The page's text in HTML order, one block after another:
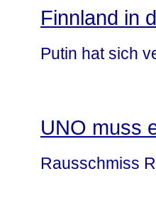
Finnland in
Putin hat sich
UNO muss
Rausschmiss